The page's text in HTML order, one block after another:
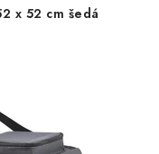
x 52 cm šedá